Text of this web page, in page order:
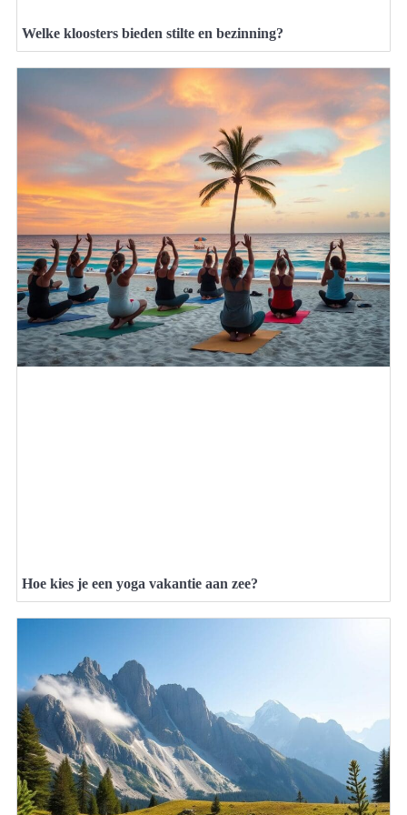
Welke kloosters bieden stilte en bezinning?
Hoe kies je een yoga vakantie aan zee?